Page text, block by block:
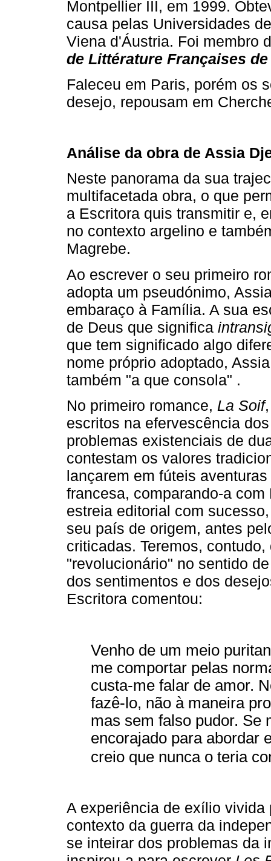
Montpellier III, em 1999.
causa pelas Universidades
Viena d'Áustria. Foi membro
de Littérature Françaises
Faleceu em Paris, porém os
desejo, repousam em
Análise da obra de Assia
Neste panorama da sua
multifacetada obra, o que
a Escritora quis transmitir e,
no contexto argelino e
Magrebe.
Ao escrever o seu primeiro
adopta um pseudónimo,
embaraço à Família. A sua
de Deus que significa
que tem significado algo
nome próprio adoptado,
também "a que consola" .
No primeiro romance, La Soif
escritos na efervescência
problemas existenciais de
contestam os valores
lançarem em fúteis
francesa, comparando­‑a
estreia editorial com
seu país de origem, antes
criticadas. Teremos,
"revolucionário" no sentido
dos sentimentos e dos
Escritora comentou:
Venho de um meio
me comportar pelas
custa­‑me falar de amor.
fazê­‑lo, não à maneira
mas sem falso pudor. Se
encorajado para abordar
creio que nunca o teria
A experiência de exílio
contexto da guerra da
se inteirar dos problemas da